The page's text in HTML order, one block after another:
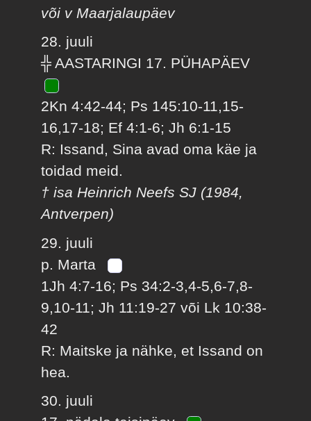
või v Maarjalaupäev
28. juuli
╬ AASTARINGI 17. PÜHAPÄEV
2Kn 4:42-44; Ps 145:10-11,15-
16,17-18; Ef 4:1-6; Jh 6:1-15
R: Issand, Sina avad oma käe ja
toidad meid.
† isa Heinrich Neefs SJ (1984,
Antverpen)
29. juuli
p. Marta
1Jh 4:7-16; Ps 34:2-3,4-5,6-7,8-
9,10-11; Jh 11:19-27 või Lk 10:38-
42
R: Maitske ja nähke, et Issand on
hea.
30. juuli